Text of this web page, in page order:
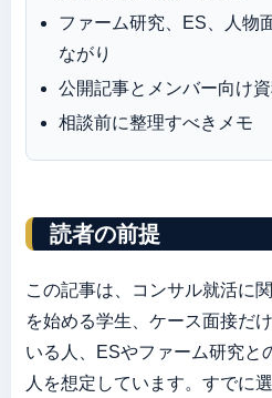
ファーム研究、ES、人物
ながり
公開記事とメンバー向け
相談前に整理すべきメモ
読者の前提
この記事は、コンサル就活に
を始める学生、ケース面接だ
いる人、ESやファーム研究と
人を想定しています。すでに